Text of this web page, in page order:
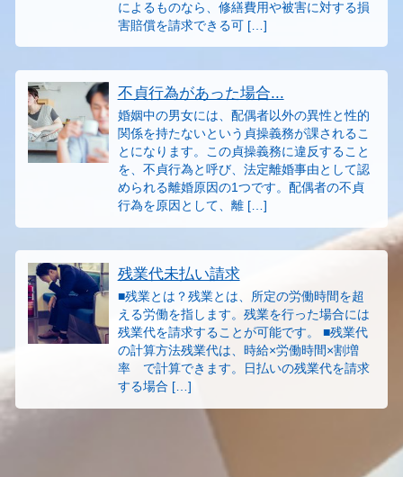
によるものなら、修繕費用や被害に対する損
害賠償を請求できる可 […]
不貞行為があった場合...
婚姻中の男女には、配偶者以外の異性と性的
関係を持たないという貞操義務が課されるこ
とになります。この貞操義務に違反すること
を、不貞行為と呼び、法定離婚事由として認
められる離婚原因の1つです。配偶者の不貞
行為を原因として、離 […]
残業代未払い請求
■残業とは？残業とは、所定の労働時間を超
える労働を指します。残業を行った場合には
残業代を請求することが可能です。 ■残業代
の計算方法残業代は、時給×労働時間×割増
率 で計算できます。日払いの残業代を請求
する場合 […]